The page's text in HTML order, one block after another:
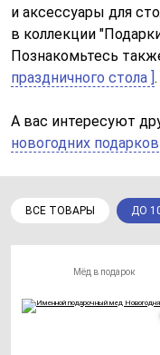
и аксессуары для
в коллекции
Познакомьтесь
праздничного стола ].
А вас интересуют
новогодних подарков
ВСЕ ТОВАРЫ ДО
Мёд в подарок